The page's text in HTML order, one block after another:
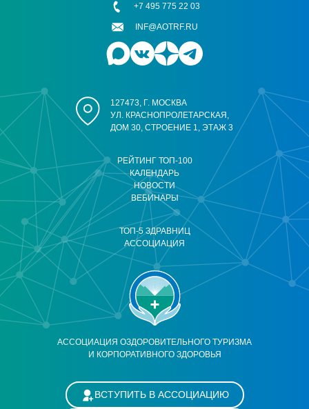
АССОЦИАЦИЯ ОЗДОРОВИТЕЛЬНОГО ТУРИЗМА
И КОРПОРАТИВНОГО ЗДОРОВЬЯ
РЕЙТИНГ ТОП-100
КАЛЕНДАРЬ
НОВОСТИ
ВЕБИНАРЫ
ТОП-5 ЗДРАВНИЦ
АССОЦИАЦИЯ
127473, Г. МОСКВА
УЛ. КРАСНОПРОЛЕТАРСКАЯ,
ДОМ 30, СТРОЕНИЕ 1, ЭТАЖ 3
+7 495 775 22 03
INF@AOTRF.RU
ВСТУПИТЬ В АССОЦИАЦИЮ